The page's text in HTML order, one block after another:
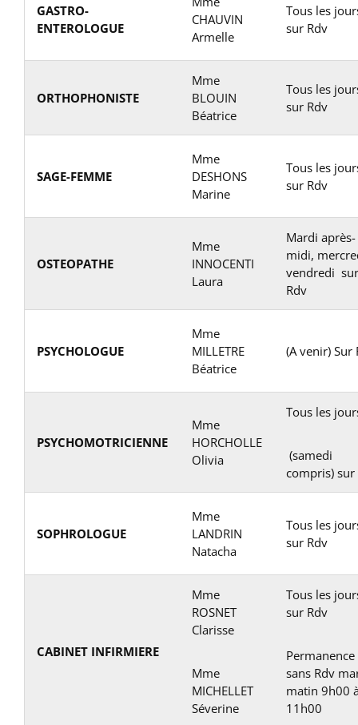
GASTRO-
ENTEROLOGUE
CHAUVIN
Armelle
Tous les
sur Rdv
ORTHOPHONISTE
Mme
BLOUIN
Béatrice
Tous les
sur Rdv
SAGE-FEMME
Mme
DESHONS
Marine
Tous les
sur Rdv
OSTEOPATHE
Mme
INNOCENTI
Laura
Mardi après-
midi,
vendredi sur
Rdv
PSYCHOLOGUE
Mme
MILLETRE
Béatrice
(A venir) Sur
PSYCHOMOTRICIENNE
Mme
HORCHOLLE
Olivia
Tous les
(samedi
compris) sur
SOPHROLOGUE
Mme
LANDRIN
Natacha
Tous les
sur Rdv
CABINET INFIRMIERE
Mme
ROSNET
Clarisse
Mme
MICHELLET
Séverine
Tous les
sur Rdv
Permanence
sans Rdv
matin 9h00
11h00